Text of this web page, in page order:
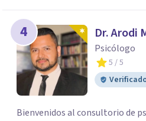
4 Dr. Arodi
Psicólogo
5 / 5
Bienvenidos al consultorio de